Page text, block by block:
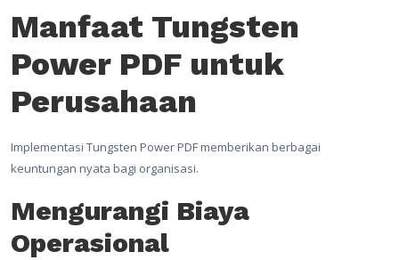
Manfaat Tungsten
Power PDF untuk
Perusahaan
Implementasi Tungsten Power PDF memberikan berbagai
keuntungan nyata bagi organisasi.
Mengurangi Biaya
Operasional